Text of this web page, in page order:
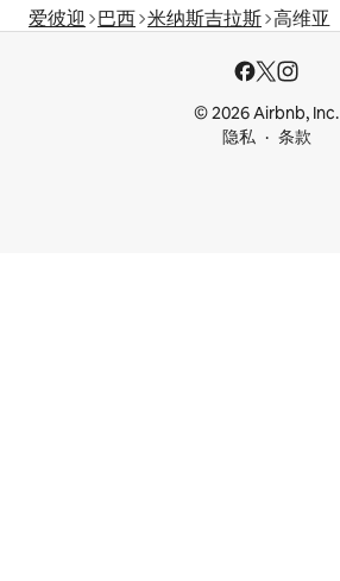
爱彼迎 巴西 米纳斯吉拉斯 高维亚
© 2026 Airbnb, Inc.
隐私
条款